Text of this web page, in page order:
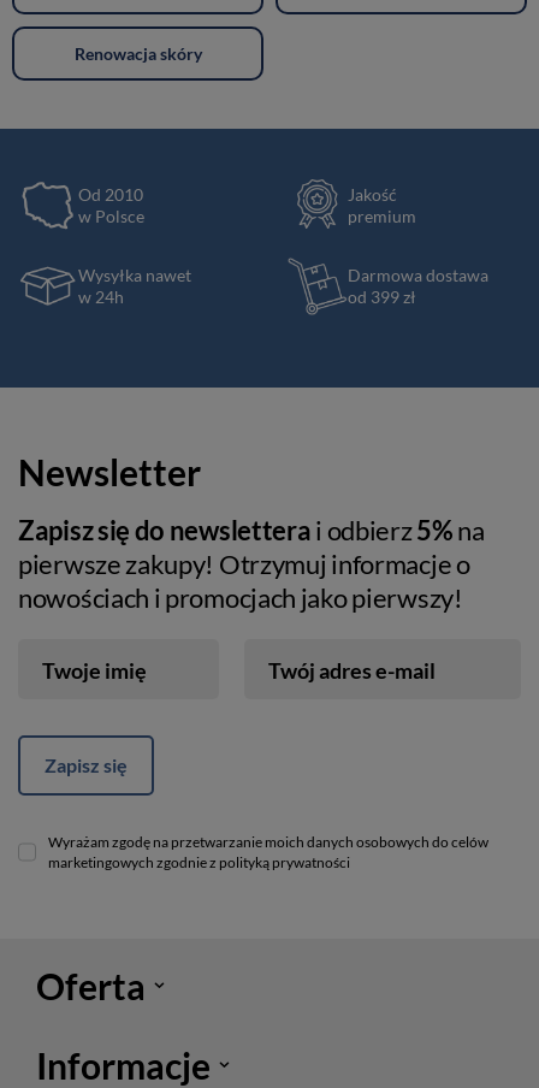
Renowacja skóry
Od 2010
w Polsce
Jakość
premium
Wysyłka nawet
w 24h
Darmowa dostawa
od 399 zł
Newsletter
Zapisz się do newsletterai odbierz5%na
pierwsze zakupy! Otrzymuj informacje o
nowościach i promocjach jako pierwszy!
Twoje imię Twój adres e-mail
Zapisz się
Wyrażam zgodę na przetwarzanie moich danych osobowych do celów
marketingowych zgodnie z polityką prywatności
Oferta
Informacje